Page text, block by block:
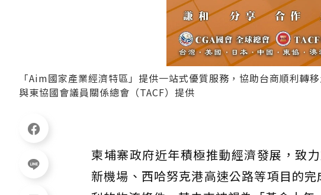
「Aim國家產業經濟特區」提供一站式優質服務，協助台商順利轉
與東協國會議員關係總會（TACF）提供
柬埔寨政府近年積極推動經濟發展，致
新機場、西哈努克港高速公路等項目的